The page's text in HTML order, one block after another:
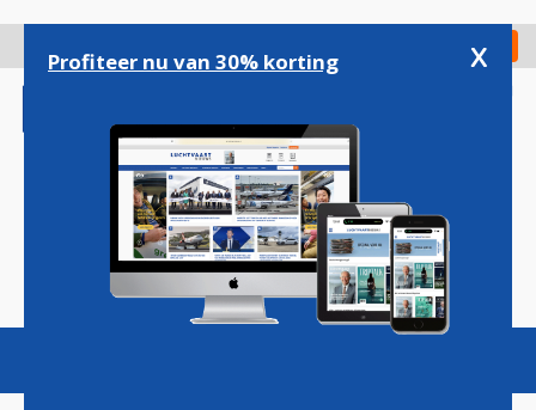
gaan
Check in
Magazine Podcasts Vacatures
Profiteer nu van 30% korting x